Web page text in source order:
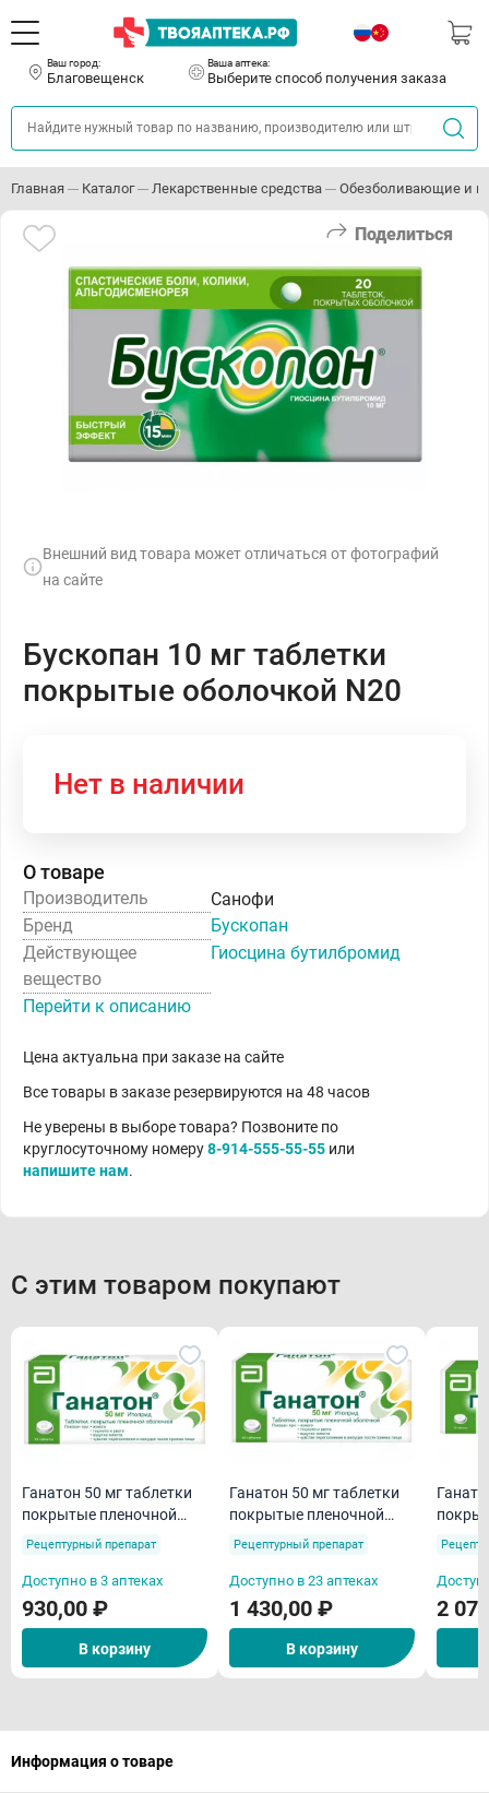
Ваш город:
Благовещенск
Ваша аптека:
Выберите способ получения заказа
Главная Каталог Лекарственные средства Обезболивающие и
Поделиться
Внешний вид товара может отличаться от фотографий
на сайте
Бускопан 10 мг таблетки
покрытые оболочкой N20
Нет в наличии
О товаре
Производитель
Санофи
Бренд
Бускопан
Действующее
вещество
Гиосцина бутилбромид
Перейти к описанию
Цена актуальна при заказе на сайте
Все товары в заказе резервируются на 48 часов
Не уверены в выборе товара? Позвоните по
круглосуточному номеру8-914-555-55-55 или
напишите нам.
С этим товаром покупают
Ганатон 50 мг таблетки
покрытые пленочной
оболочкой N10
Рецептурный препарат
Доступно в 3 аптеках
930,00 ₽
В корзину
Ганатон 50 мг таблетки
покрытые пленочной
оболочкой N40
Рецептурный препарат
Доступно в 23 аптеках
1 430,00 ₽
В корзину
2
Информация о товаре